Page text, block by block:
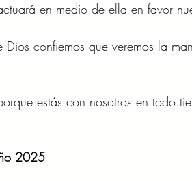
en medio de ella en favor
Dios confiemos que veremos la
estás con nosotros en todo
2025